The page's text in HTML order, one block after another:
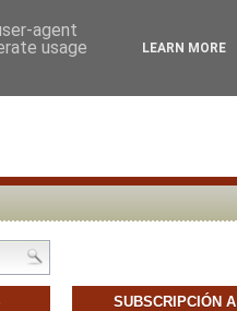
AUTORES NOVELES
SUBSCRIPCIÓN A
agent
usage
LEARN MORE